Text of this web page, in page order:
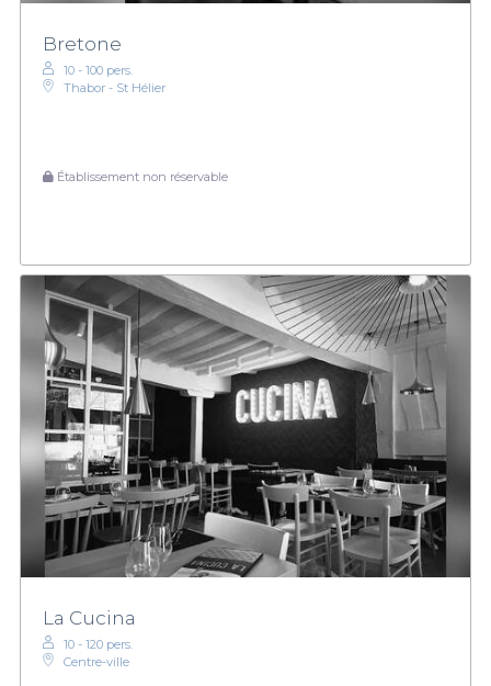
Bretone
10 - 100 pers.
Thabor - St Hélier
Établissement non réservable
La Cucina
10 - 120 pers.
Centre-ville